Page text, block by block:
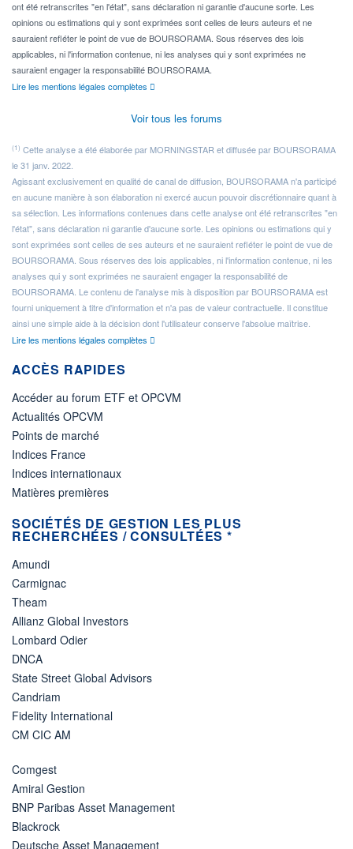
ont été retranscrites "en l'état", sans déclaration ni garantie d'aucune sorte. Les
opinions ou estimations qui y sont exprimées sont celles de leurs auteurs et ne
sauraient refléter le point de vue de BOURSORAMA. Sous réserves des lois
applicables, ni l'information contenue, ni les analyses qui y sont exprimées ne
sauraient engager la responsabilité BOURSORAMA.
Lire les mentions légales complètes
Voir tous les forums
(1) Cette analyse a été élaborée par MORNINGSTAR et diffusée par BOURSORAMA
le 31 janv. 2022.
Agissant exclusivement en qualité de canal de diffusion, BOURSORAMA n'a participé
en aucune manière à son élaboration ni exercé aucun pouvoir discrétionnaire quant à
sa sélection. Les informations contenues dans cette analyse ont été retranscrites "en
l'état", sans déclaration ni garantie d'aucune sorte. Les opinions ou estimations qui y
sont exprimées sont celles de ses auteurs et ne sauraient refléter le point de vue de
BOURSORAMA. Sous réserves des lois applicables, ni l'information contenue, ni les
analyses qui y sont exprimées ne sauraient engager la responsabilité de
BOURSORAMA. Le contenu de l'analyse mis à disposition par BOURSORAMA est
fourni uniquement à titre d'information et n'a pas de valeur contractuelle. Il constitue
ainsi une simple aide à la décision dont l'utilisateur conserve l'absolue maîtrise.
Lire les mentions légales complètes
ACCÈS RAPIDES
Accéder au forum ETF et OPCVM
Actualités OPCVM
Points de marché
Indices France
Indices internationaux
Matières premières
SOCIÉTÉS DE GESTION LES PLUS
RECHERCHÉES / CONSULTÉES *
Amundi
Carmignac
Theam
Allianz Global Investors
Lombard Odier
DNCA
State Street Global Advisors
Candriam
Fidelity International
CM CIC AM
Comgest
Amiral Gestion
BNP Paribas Asset Management
Blackrock
Deutsche Asset Management